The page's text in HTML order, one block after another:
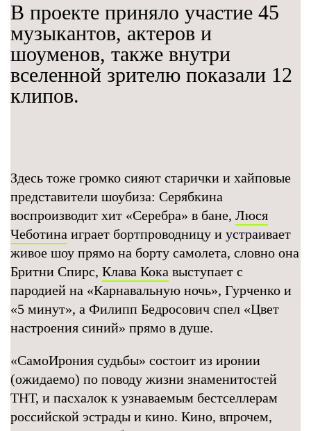
В проекте приняло участие 45
музыкантов, актеров и
шоуменов, также внутри
вселенной зрителю показали 12
клипов.
Здесь тоже громко сияют старички и хайповые
представители шоубиза: Серябкина
воспроизводит хит «Серебра» в бане, Люся
Чеботина играет бортпроводницу и устраивает
живое шоу прямо на борту самолета, словно она
Бритни Спирс, Клава Кока выступает с
пародией на «Карнавальную ночь», Гурченко и
«5 минут», а Филипп Бедросович спел «Цвет
настроения синий» прямо в душе.
«СамоИрония судьбы» состоит из иронии
(ожидаемо) по поводу жизни знаменитостей
ТНТ, и пасхалок к узнаваемым бестселлерам
российской эстрады и кино. Кино, впрочем,